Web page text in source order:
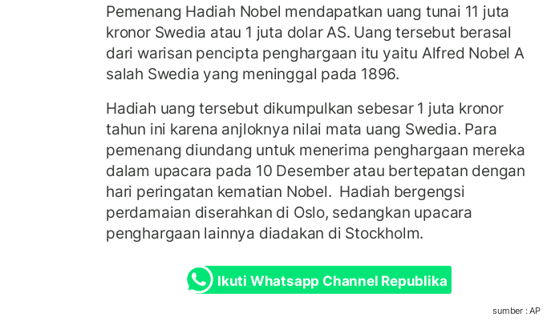
Pemenang Hadiah Nobel mendapatkan uang tunai 11 juta
kronor Swedia atau 1 juta dolar AS. Uang tersebut berasal
dari warisan pencipta penghargaan itu yaitu Alfred Nobel A
salah Swedia yang meninggal pada 1896.
Hadiah uang tersebut dikumpulkan sebesar 1 juta kronor
tahun ini karena anjloknya nilai mata uang Swedia. Para
pemenang diundang untuk menerima penghargaan mereka
dalam upacara pada 10 Desember atau bertepatan dengan
hari peringatan kematian Nobel. Hadiah bergengsi
perdamaian diserahkan di Oslo, sedangkan upacara
penghargaan lainnya diadakan di Stockholm.
Ikuti Whatsapp Channel Republika
sumber : AP